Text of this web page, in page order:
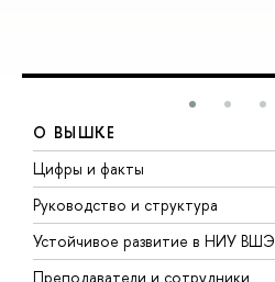
О ВЫШКЕ
Цифры и факты
Руководство и структура
Устойчивое развитие в НИУ ВШЭ
Преподаватели и сотрудники